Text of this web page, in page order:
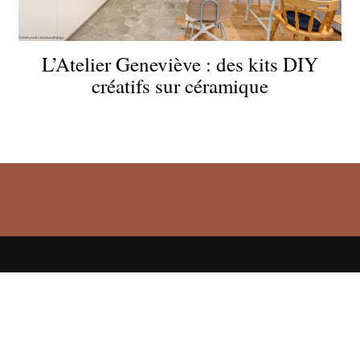
L’Atelier Geneviève : des kits DIY
créatifs sur céramique